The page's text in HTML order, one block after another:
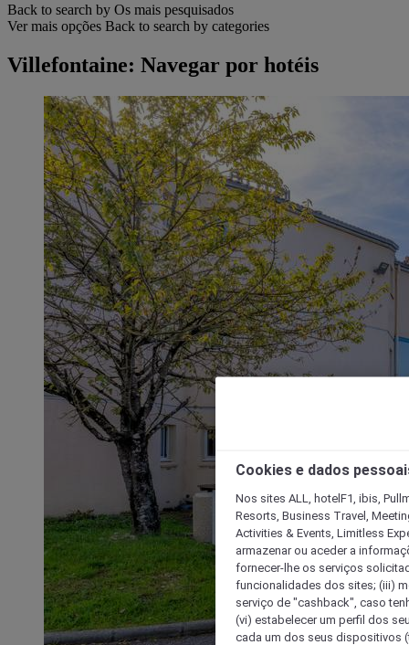
Back to search by Os mais pesquisados
Ver mais opções Back to search by categories
Villefontaine: Navegar por hotéis
Cookies e dados
Nos sites ALL, hotelF1, ibis,
Resorts, Business Travel,
Activities & Events, Limitless
armazenar ou aceder a
fornecer-lhe os serviços
funcionalidades dos sites; (iii)
serviço de "cashback", caso
(vi) estabelecer um perfil dos
cada um dos seus dispositivos